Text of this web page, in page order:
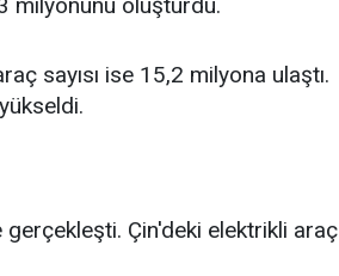
sayısı ise 15,2 milyona ulaştı.
gerçekleşti. Çin'deki elektrikli araç